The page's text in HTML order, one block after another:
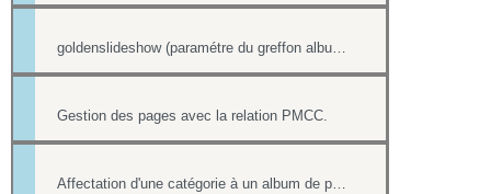
goldenslideshow (paramétre du greffon album)
Gestion des pages avec la relation PMCC.
Affectation d'une catégorie à un album de photos